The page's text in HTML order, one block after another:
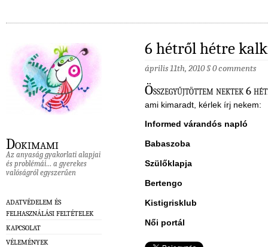
Dokimami
Az anyaság gyakorlati alapjai
és problémái… a gyerekes
valóságról egyszerűen
ADATVÉDELEM ÉS
FELHASZNÁLÁSI FELTÉTELEK
KAPCSOLAT
VÉLEMÉNYEK
6 hétről hétre
április 11th, 2010§0 comments
Összegyűjtöttem nektek 6
ami kimaradt, kérlek írj nekem:
Informed várandós napló
Babaszoba
Szülőklapja
Bertengo
Kistigrisklub
Női portál